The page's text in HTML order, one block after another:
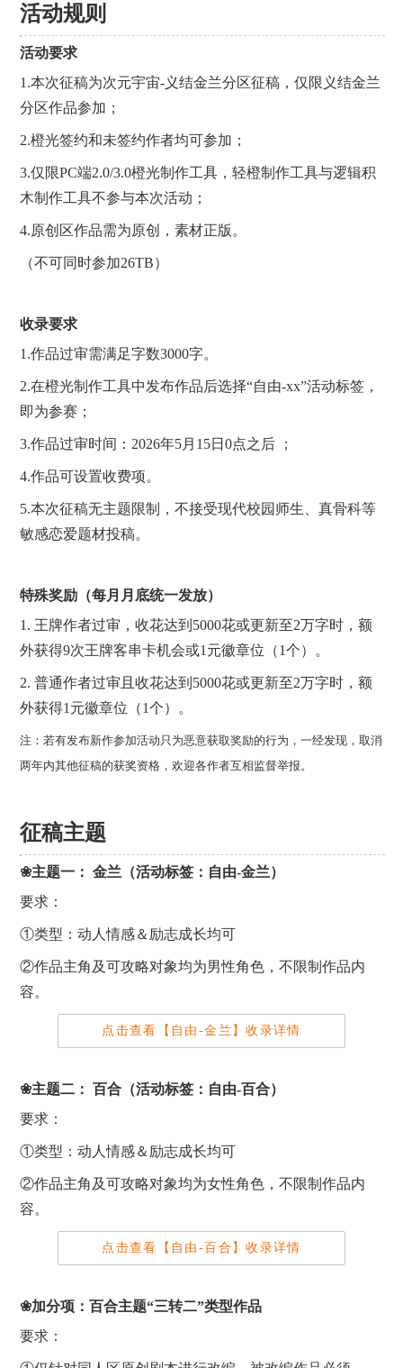
活动规则
活动要求
1.本次征稿为次元宇宙-义结金兰分区征稿，仅限义结金兰
分区作品参加；
2.橙光签约和未签约作者均可参加；
3.仅限PC端2.0/3.0橙光制作工具，轻橙制作工具与逻辑积
木制作工具不参与本次活动；
4.原创区作品需为原创，素材正版。
（不可同时参加26TB）
收录要求
1.作品过审需满足字数3000字。
2.在橙光制作工具中发布作品后选择“自由-xx”活动标签，
即为参赛；
3.作品过审时间：2026年5月15日0点之后 ；
4.作品可设置收费项。
5.本次征稿无主题限制，不接受现代校园师生、真骨科等
敏感恋爱题材投稿。
特殊奖励（每月月底统一发放）
1. 王牌作者过审，收花达到5000花或更新至2万字时，额
外获得9次王牌客串卡机会或1元徽章位（1个）。
2. 普通作者过审且收花达到5000花或更新至2万字时，额
外获得1元徽章位（1个）。
注：若有发布新作参加活动只为恶意获取奖励的行为，一经发现，取消
两年内其他征稿的获奖资格，欢迎各作者互相监督举报。
征稿主题
❀主题一： 金兰（活动标签：自由-金兰）
要求：
①类型：动人情感＆励志成长均可
②作品主角及可攻略对象均为男性角色，不限制作品内
容。
点击查看【自由-金兰】收录详情
❀主题二： 百合（活动标签：自由-百合）
要求：
①类型：动人情感＆励志成长均可
②作品主角及可攻略对象均为女性角色，不限制作品内
容。
点击查看【自由-百合】收录详情
❀加分项： 百合主题“三转二”类型作品
要求：